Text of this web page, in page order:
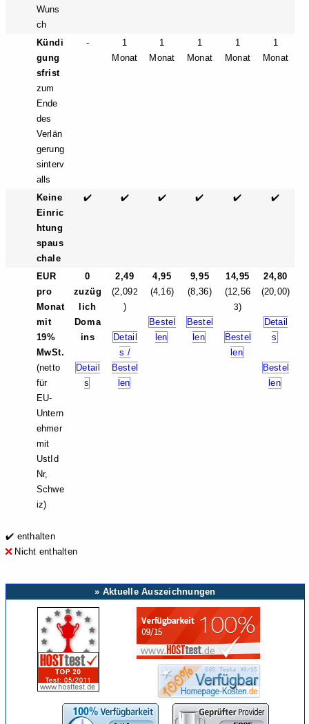
Wuns
ch
Kündi
gung
sfrist
zum
Ende
des
Verlän
gerung
sinterv
alls
-
1
Monat
1
Monat
1
Monat
1
Monat
1
Monat
Keine
Einric
htung
spaus
chale
✔️ ✔️ ✔️ ✔️ ✔️ ✔️
EUR
pro
Monat
mit
19%
MwSt.
(netto
für
EU-
Untern
ehmer
mit
UstId
Nr,
Schwe
iz)
0
zuzüg
lich
Doma
ins
Detail
s
2,49
(2,092
)
Detail
s /
Bestel
len
4,95
(4,16)
Bestel
len
9,95
(8,36)
Bestel
len
14,95
(12,56
3)
Bestel
len
24,80
(20,00)
Detail
s
Bestel
len
✔️ enthalten
Nicht enthalten
» Aktuelle Auszeichnungen